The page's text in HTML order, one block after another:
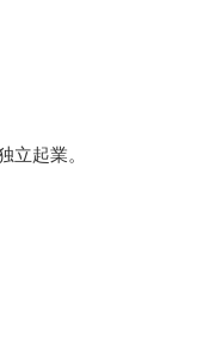
立起業。